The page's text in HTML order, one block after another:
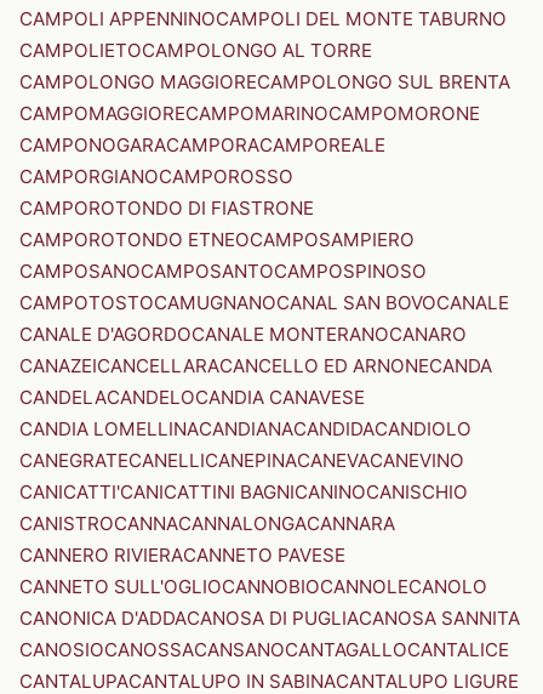
CAMPOLI APPENNINOCAMPOLI DEL MONTE TABURNO
CAMPOLIETOCAMPOLONGO AL TORRE
CAMPOLONGO MAGGIORECAMPOLONGO SUL BRENTA
CAMPOMAGGIORECAMPOMARINOCAMPOMORONE
CAMPONOGARACAMPORACAMPOREALE
CAMPORGIANOCAMPOROSSO
CAMPOROTONDO DI FIASTRONE
CAMPOROTONDO ETNEOCAMPOSAMPIERO
CAMPOSANOCAMPOSANTOCAMPOSPINOSO
CAMPOTOSTOCAMUGNANOCANAL SAN BOVOCANALE
CANALE D'AGORDOCANALE MONTERANOCANARO
CANAZEICANCELLARACANCELLO ED ARNONECANDA
CANDELACANDELOCANDIA CANAVESE
CANDIA LOMELLINACANDIANACANDIDACANDIOLO
CANEGRATECANELLICANEPINACANEVACANEVINO
CANICATTI'CANICATTINI BAGNICANINOCANISCHIO
CANISTROCANNACANNALONGACANNARA
CANNERO RIVIERACANNETO PAVESE
CANNETO SULL'OGLIOCANNOBIOCANNOLECANOLO
CANONICA D'ADDACANOSA DI PUGLIACANOSA SANNITA
CANOSIOCANOSSACANSANOCANTAGALLOCANTALICE
CANTALUPACANTALUPO IN SABINACANTALUPO LIGURE